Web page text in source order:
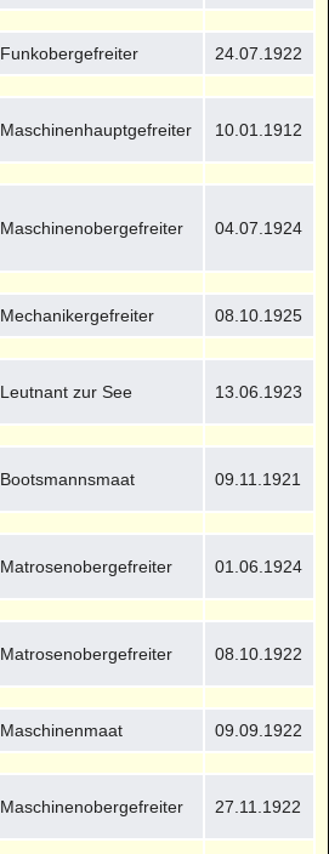
Funkobergefreiter 24.07.1922
Maschinenhauptgefreiter 10.01.1912
Maschinenobergefreiter 04.07.1924
Mechanikergefreiter 08.10.1925
Leutnant zur See 13.06.1923
Bootsmannsmaat 09.11.1921
Matrosenobergefreiter 01.06.1924
Matrosenobergefreiter 08.10.1922
Maschinenmaat 09.09.1922
Maschinenobergefreiter 27.11.1922